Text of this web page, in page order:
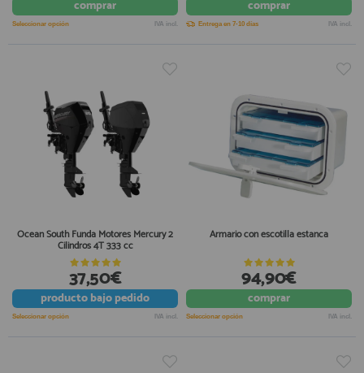
comprar
Seleccionar opción IVA incl.
comprar
Entrega en 7-10 días IVA incl.
Ocean South Funda Motores Mercury 2
Cilindros 4T 333 cc
37,50€
productobajo pedido
Seleccionar opción IVA incl.
Armario con escotilla estanca
94,90€
comprar
Seleccionar opción IVA incl.